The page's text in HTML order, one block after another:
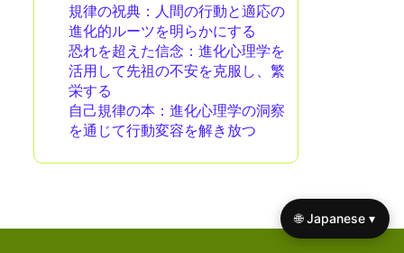
規律の祝典：人間の行動と適応の
進化的ルーツを明らかにする
恐れを超えた信念：進化心理学を
活用して先祖の不安を克服し、繁
栄する
自己規律の本：進化心理学の洞察
を通じて行動変容を解き放つ
🌐 Japanese ▾